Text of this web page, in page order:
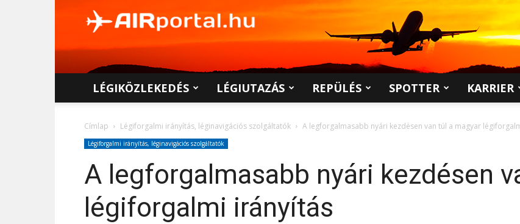
LÉGIKÖZLEKEDÉS LÉGIUTAZÁS REPÜLÉS SPOTTER KARRIER
Címlap Légiforgalmi irányítás, léginavigációs szolgáltatók A legforgalmasabb nyári kezdésen van túl a magyar
Légiforgalmi irányítás, léginavigációs szolgáltatók
A legforgalmasabb nyári kezdésen
légiforgalmi irányítás